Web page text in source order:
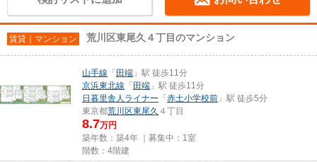
賃貸｜マンション 荒川区東尾久４丁目のマンション
山手線 「 田端 」駅 徒歩11分
京浜東北線 「 田端 」駅 徒歩11分
日暮里舎人ライナー 「 赤土小学校前 」駅 徒歩5分
東京都荒川区東尾久 ４丁目
8.7万円
築年数：築4年 ｜募集中： 1室
階数：4階建